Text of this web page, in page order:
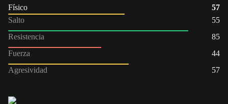
Físico
57
Salto
55
Resistencia
85
Fuerza
44
Agresividad
57